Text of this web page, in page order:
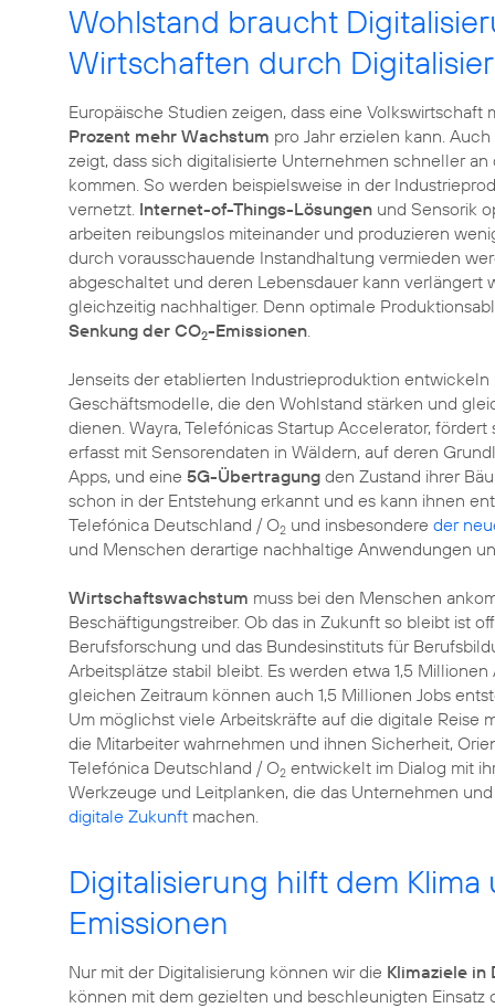
Wohlstand braucht
Wirtschaften durch
Europäische Studien zeigen, dass eine Volkswirtschaft
Prozent mehr Wachstum pro Jahr erzielen kann.
zeigt, dass sich digitalisierte Unternehmen schneller
kommen. So werden beispielsweise in der
vernetzt. Internet-of-Things-Lösungen und Sensorik
arbeiten reibungslos miteinander und produzieren
durch vorausschauende Instandhaltung vermieden
abgeschaltet und deren Lebensdauer kann
gleichzeitig nachhaltiger. Denn optimale
Senkung der CO2-Emissionen.
Jenseits der etablierten Industrieproduktion
Geschäftsmodelle, die den Wohlstand stärken und
dienen. Wayra, Telefónicas Startup Accelerator,
erfasst mit Sensorendaten in Wäldern, auf deren
Apps, und eine 5G-Übertragung den Zustand ihrer
schon in der Entstehung erkannt und es kann ihnen
Telefónica Deutschland / O2 und insbesondere der
und Menschen derartige nachhaltige Anwendungen
Wirtschaftswachstum muss bei den Menschen
Beschäftigungstreiber. Ob das in Zukunft so bleibt ist
Berufsforschung und das Bundesinstituts für
Arbeitsplätze stabil bleibt. Es werden etwa 1,5
gleichen Zeitraum können auch 1,5 Millionen Jobs
Um möglichst viele Arbeitskräfte auf die digitale Reise
die Mitarbeiter wahrnehmen und ihnen Sicherheit,
Telefónica Deutschland / O2 entwickelt im Dialog mit
Werkzeuge und Leitplanken, die das Unternehmen
digitale Zukunft machen.
Digitalisierung hilft dem
Emissionen
Nur mit der Digitalisierung können wir die Klimaziele in
können mit dem gezielten und beschleunigten